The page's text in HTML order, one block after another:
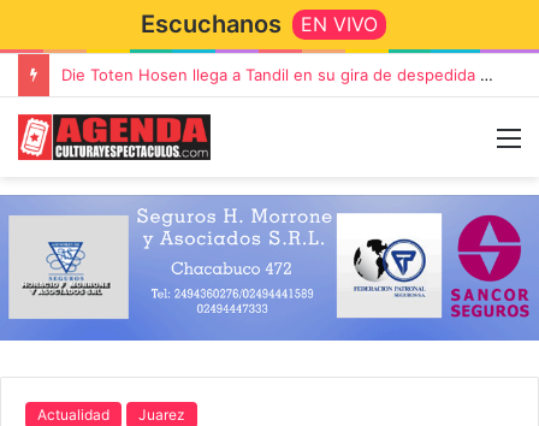
Escuchanos EN VIVO
Die Toten Hosen llega a Tandil en su gira de despedida «Fútbol, Asado, Vino y Adiós Amigos»
Actualidad Juarez